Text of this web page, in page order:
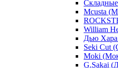
Mcusta
William
Дью
Seki Cut
Moki
G.Sakai